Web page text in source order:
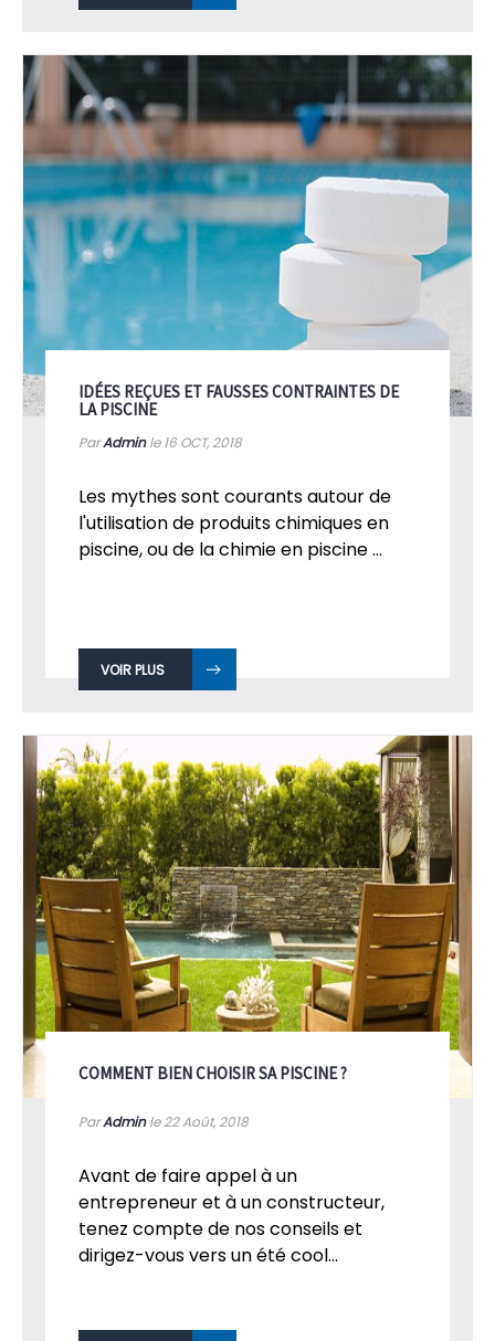
IDÉES REÇUES ET FAUSSES CONTRAINTES DE
LA PISCINE
ParAdminle 16 OCT, 2018
Les mythes sont courants autour de
l'utilisation de produits chimiques en
piscine, ou de la chimie en piscine ...
VOIR PLUS
COMMENT BIEN CHOISIR SA PISCINE ?
ParAdminle 22Août, 2018
Avant de faire appel à un
entrepreneur et à un constructeur,
tenez compte de nos conseils et
dirigez-vous vers un été cool...